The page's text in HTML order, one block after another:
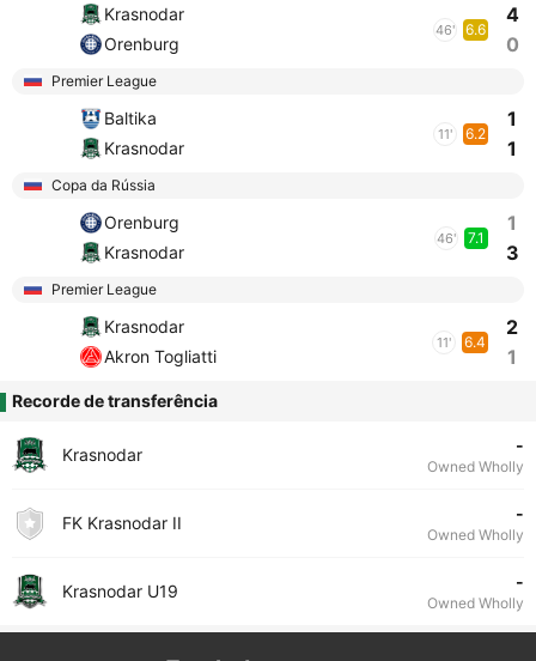
Krasnodar
Orenburg
46' 6.6
4
0
Premier League
Baltika
Krasnodar
11' 6.2
1
1
Copa da Rússia
Orenburg
Krasnodar
46' 7.1
1
3
Premier League
Krasnodar
Akron Togliatti
11' 6.4
2
1
Recorde de transferência
Krasnodar -
Owned Wholly
FK Krasnodar II -
Owned Wholly
Krasnodar U19 -
Owned Wholly